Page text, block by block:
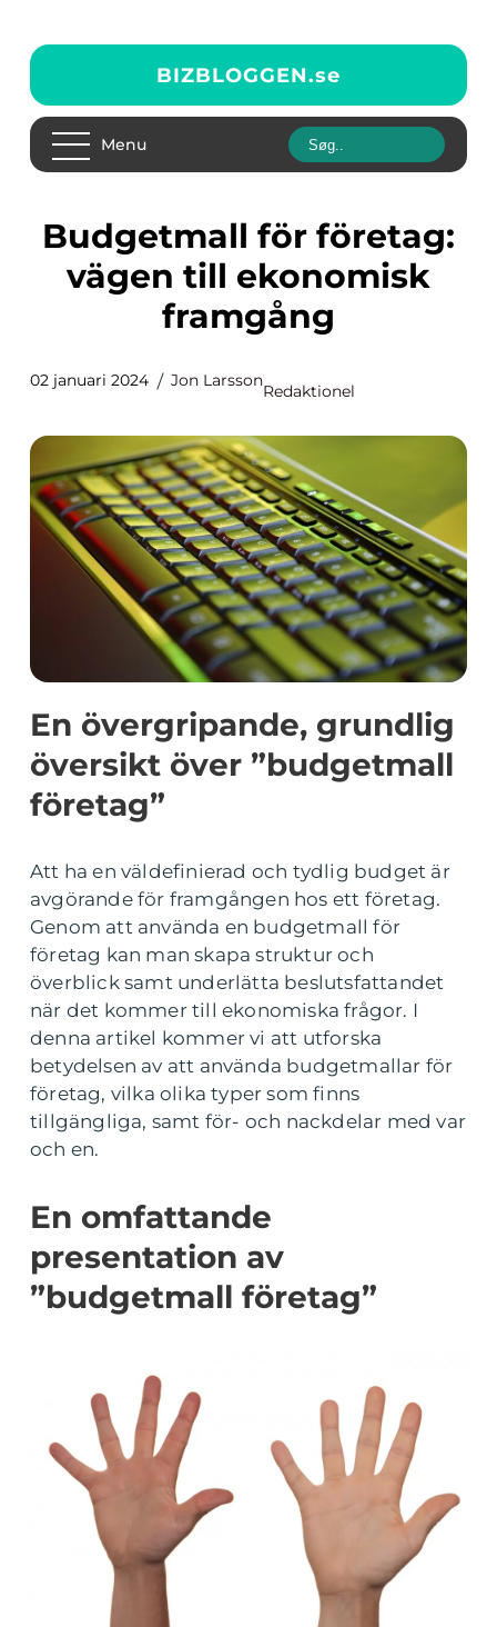
BIZBLOGGEN.se
Menu
Budgetmall för företag:
vägen till ekonomisk
framgång
02 januari 2024 Jon Larsson
Redaktionel
En övergripande, grundlig
översikt över ”budgetmall
företag”
Att ha en väldefinierad och tydlig budget är
avgörande för framgången hos ett företag.
Genom att använda en budgetmall för
företag kan man skapa struktur och
överblick samt underlätta beslutsfattandet
när det kommer till ekonomiska frågor. I
denna artikel kommer vi att utforska
betydelsen av att använda budgetmallar för
företag, vilka olika typer som finns
tillgängliga, samt för- och nackdelar med var
och en.
En omfattande
presentation av
”budgetmall företag”